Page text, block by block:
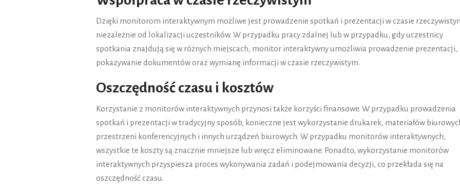
Dzięki monitorom interaktywnym możliwe jest prowadzenie spotkań i prezentacji w czasie
niezależnie od lokalizacji uczestników. W przypadku pracy zdalnej lub w przypadku, gdy uczestnicy
spotkania znajdują się w różnych miejscach, monitor interaktywny umożliwia prowadzenie prezentacji,
pokazywanie dokumentów oraz wymianę informacji w czasie rzeczywistym.
Oszczędność czasu i kosztów
Korzystanie z monitorów interaktywnych przynosi także korzyści finansowe. W przypadku prowadzenia
spotkań i prezentacji w tradycyjny sposób, konieczne jest wykorzystanie drukarek, materiałów
przestrzeni konferencyjnych i innych urządzeń biurowych. W przypadku monitorów interaktywnych,
wszystkie te koszty są znacznie mniejsze lub wręcz eliminowane. Ponadto, wykorzystanie monitorów
interaktywnych przyspiesza proces wykonywania zadań i podejmowania decyzji, co przekłada się na
oszczędność czasu.